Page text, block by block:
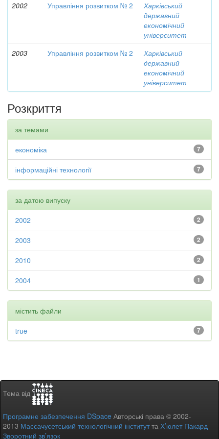
2002
Управління розвитком № 2
Харківський
державний
економічний
університет
2003
Управління розвитком № 2
Харківський
державний
економічний
університет
Розкриття
за темами
7
економіка
7
інформаційні технології
за датою випуску
2
2002
2
2003
2
2010
1
2004
містить файли
7
true
Тема від
Програмне забезпечення DSpace Авторські права © 2002-
2013 Массачусетський технологічний інститутта Х’юлет Пакард -
Зворотний зв’язок